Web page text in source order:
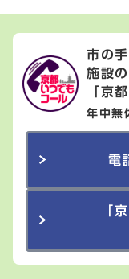
市の
施設
「京
年中
電
「